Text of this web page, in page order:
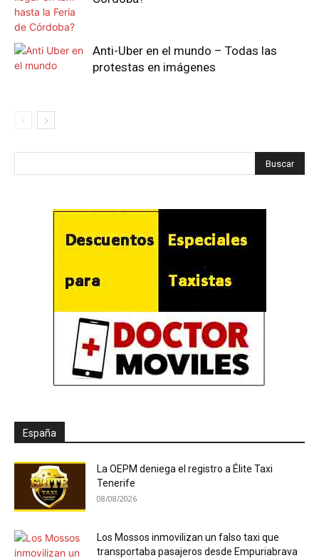
Anti-Uber en el mundo – Todas las
protestas en imágenes
España
La OEPM deniega el registro a Élite Taxi
Tenerife
08/08/2026
Los Mossos inmovilizan un falso taxi que
transportaba pasajeros desde Empuriabrava